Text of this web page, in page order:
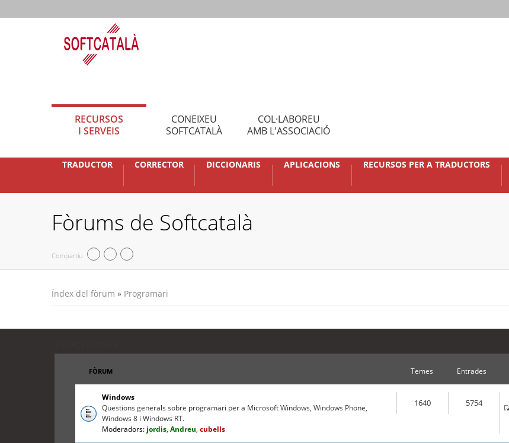
RECURSOS
I SERVEIS
CONEIXEU
SOFTCATALÀ
COL·LABOREU
AMB L'ASSOCIACIÓ
TRADUCTOR CORRECTOR DICCIONARIS APLICACIONS RECURSOS PER A TRADUCTORS
Fòrums de Softcatalà
Compartiu
Índex del fòrum » Programari
FÒRUM Temes Entrades
Windows
Qüestions generals sobre programari per a Microsoft Windows, Windows Phone,
Windows 8 i Windows RT.
Moderadors: jordis, Andreu, cubells
1640 5754